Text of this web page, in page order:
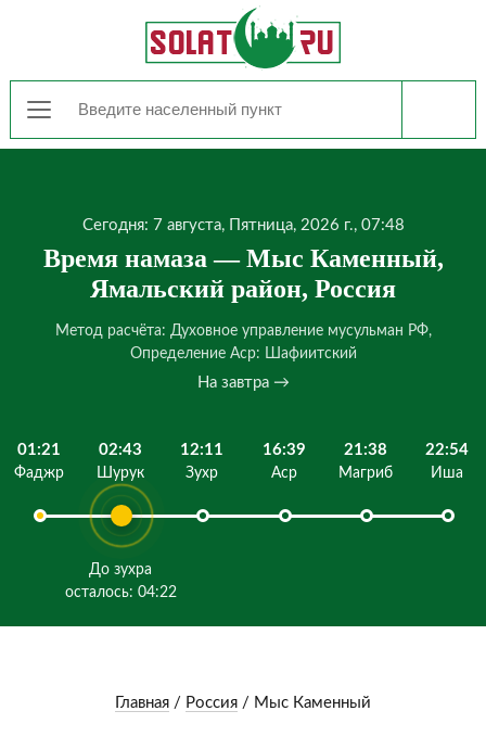
Сегодня: 7 августа, Пятница, 2026 г., 07:48
Время намаза — Мыс Каменный,
Ямальский район, Россия
Метод расчёта: Духовное управление мусульман РФ,
Определение Аср: Шафиитский
На завтра →
01:21
Фаджр
02:43
Шурук
До зухра
осталось: 04:22
12:11
Зухр
16:39
Аср
21:38
Магриб
22:54
Иша
Главная / Россия / Мыс Каменный